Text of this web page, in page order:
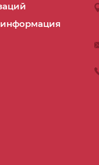
информация